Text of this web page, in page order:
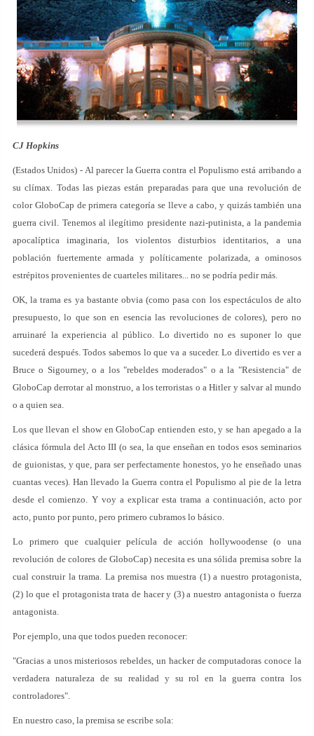
CJ Hopkins
(Estados Unidos) - Al parecer la Guerra contra el Populismo está arribando a
su clímax. Todas las piezas están preparadas para que una revolución de
color GloboCap de primera categoría se lleve a cabo, y quizás también una
guerra civil. Tenemos al ilegítimo presidente nazi-putinista, a la pandemia
apocalíptica imaginaria, los violentos disturbios identitarios, a una
población fuertemente armada y políticamente polarizada, a ominosos
estrépitos provenientes de cuarteles militares... no se podría pedir más.
OK, la trama es ya bastante obvia (como pasa con los espectáculos de alto
presupuesto, lo que son en esencia las revoluciones de colores), pero no
arruinaré la experiencia al público. Lo divertido no es suponer lo que
sucederá después. Todos sabemos lo que va a suceder. Lo divertido es ver a
Bruce o Sigourney, o a los "rebeldes moderados" o a la "Resistencia" de
GloboCap derrotar al monstruo, a los terroristas o a Hitler y salvar al mundo
o a quien sea.
Los que llevan el show en GloboCap entienden esto, y se han apegado a la
clásica fórmula del Acto III (o sea, la que enseñan en todos esos seminarios
de guionistas, y que, para ser perfectamente honestos, yo he enseñado unas
cuantas veces). Han llevado la Guerra contra el Populismo al pie de la letra
desde el comienzo. Y voy a explicar esta trama a continuación, acto por
acto, punto por punto, pero primero cubramos lo básico.
Lo primero que cualquier película de acción hollywoodense (o una
revolución de colores de GloboCap) necesita es una sólida premisa sobre la
cual construir la trama. La premisa nos muestra (1) a nuestro protagonista,
(2) lo que el protagonista trata de hacer y (3) a nuestro antagonista o fuerza
antagonista.
Por ejemplo, una que todos pueden reconocer:
"Gracias a unos misteriosos rebeldes, un hacker de computadoras conoce la
verdadera naturaleza de su realidad y su rol en la guerra contra los
controladores".
En nuestro caso, la premisa se escribe sola: